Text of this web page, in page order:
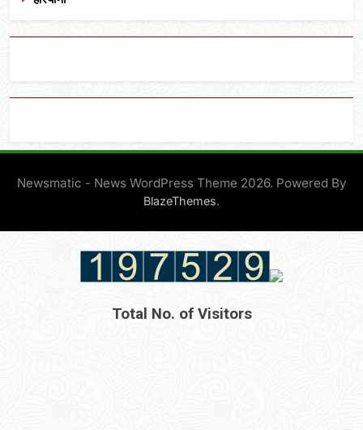
Newsmatic - News WordPress Theme 2026. Powered By
BlazeThemes.
Total No. of Visitors